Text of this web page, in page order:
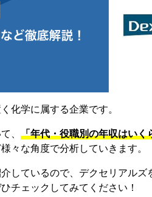
化学に属する企業です。
、 「年代・役職別の年収はいく
々な角度で分析していきます。
しているので、デクセリアルズ
チェックしてみてください！